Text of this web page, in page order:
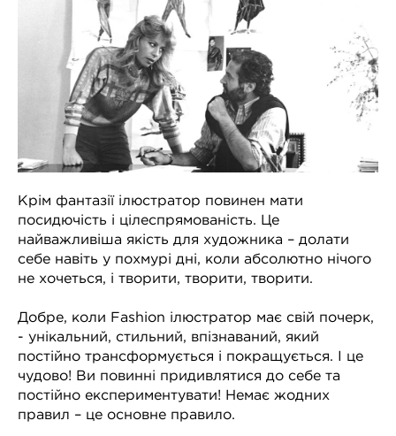
Крім фантазії ілюстратор повинен мати
посидючість і цілеспрямованість. Це
найважливіша якість для художника – долати
себе навіть у похмурі дні, коли абсолютно нічого
не хочеться, і творити, творити, творити.
Добре, коли Fashion ілюстратор має свій почерк,
- унікальний, стильний, впізнаваний, який
постійно трансформується і покращується. І це
чудово! Ви повинні придивлятися до себе та
постійно експериментувати! Немає жодних
правил – це основне правило.